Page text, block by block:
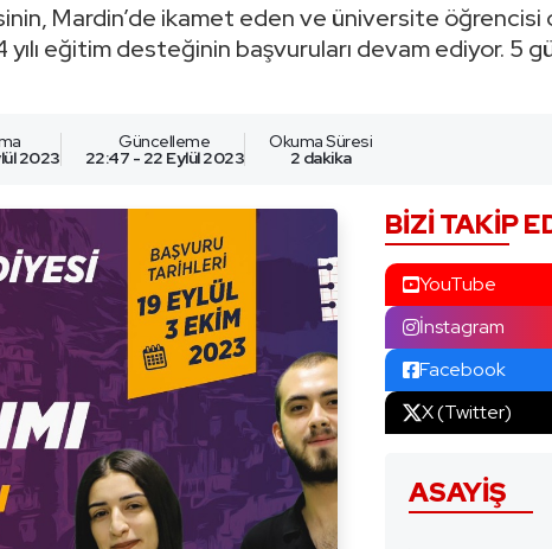
Mardin’de ikamet eden ve üniversite öğrencisi
eğitim desteğinin başvuruları devam ediyor. 5
2023
Güncelleme
22:47 - 22 Eylül 2023
Okuma Süresi
2 dakika
BIZI TAKIP
YouTube
İnstagram
Facebook
X (Twitter)
ASAYIŞ